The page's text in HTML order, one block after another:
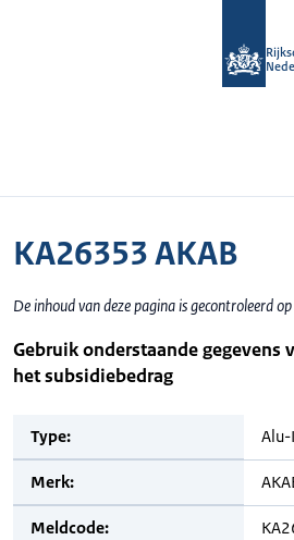
KA26353 AKAB
De inhoud van deze pagina is gecontroleerd
Gebruik onderstaande gegevens
het subsidiebedrag
Type: Alu-
Merk:
Meldcode: